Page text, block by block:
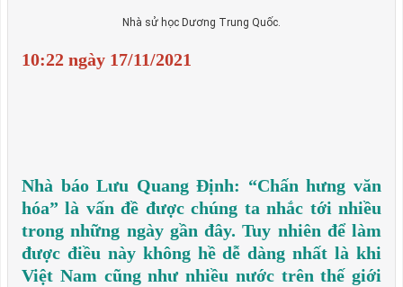
Nhà sử học Dương Trung Quốc.
10:22 ngày 17/11/2021
Nhà báo Lưu Quang Định: “Chấn hưng văn
hóa” là vấn đề được chúng ta nhắc tới nhiều
trong những ngày gần đây. Tuy nhiên để làm
được điều này không hề dễ dàng nhất là khi
Việt Nam cũng như nhiều nước trên thế giới